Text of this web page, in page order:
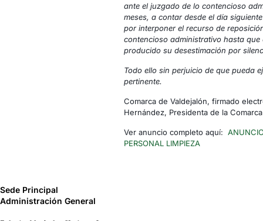
ante el juzgado de lo contencioso
meses, a contar desde el día
por interponer el recurso de
contencioso administrativo hasta
producido su desestimación por
Todo ello sin perjuicio de que pueda
pertinente.
Comarca de Valdejalón, firmado
Hernández, Presidenta de la
Ver anuncio completo aquí:
PERSONAL LIMPIEZA
Sede Principal
Administración General